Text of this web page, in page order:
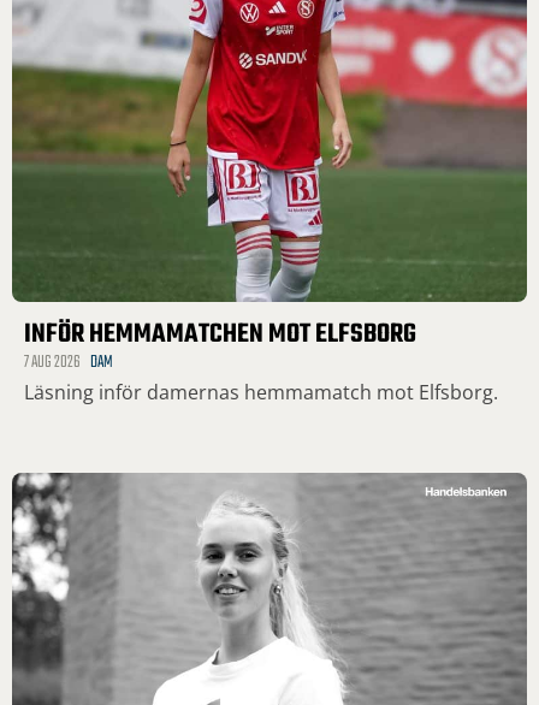
INFÖR HEMMAMATCHEN MOT ELFSBORG
7 AUG 2026 DAM
Läsning inför damernas hemmamatch mot Elfsborg.